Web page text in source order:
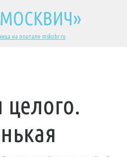
на портале mskobr.ru
целого.